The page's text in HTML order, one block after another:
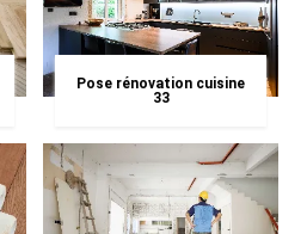
Pose rénovation cuisine
33